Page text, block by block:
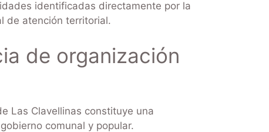
identificadas directamente por la
de atención territorial.
de organización
Las Clavellinas constituye una
comunal y popular.